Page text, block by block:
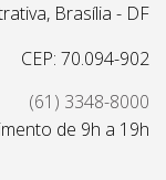
Brasília - DF
CEP: 70.094-902
(61) 3348-8000
de 9h a 19h